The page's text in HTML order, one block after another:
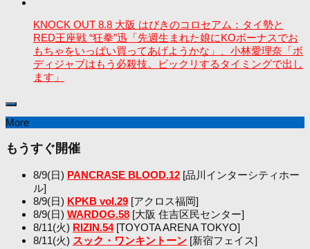
KNOCK OUT 8.8 大阪 はびきのコロセアム：タイ勢と
RED王座戦 “狂拳”迅「先週生まれた娘にKOボーナスでお
もちゃをいっぱい買ってあげようかな」、小林愛理奈「ボ
ディジャブはもう必殺技。ビックリするタイミングで出し
ます」
More
もうすぐ開催
8/9(日) PANCRASE BLOOD.12 [品川インターシティホー
ル]
8/9(日) KPKB vol.29 [アクロス福岡]
8/9(日) WARDOG.58 [大阪 住吉区民センター]
8/11(火) RIZIN.54[TOYOTA ARENA TOKYO]
8/11(火) スック・ワンキントーン [新宿フェイス]